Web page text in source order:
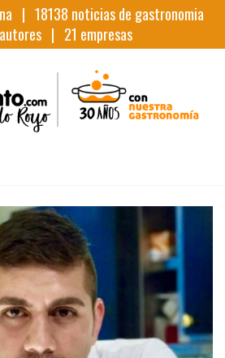
| 18138 noticias de gastronomia
autores | 21 empresas